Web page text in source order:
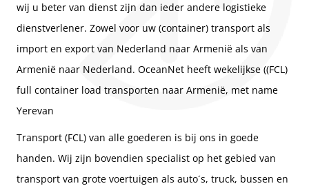
wij u beter van dienst zijn dan ieder andere logistieke
dienstverlener. Zowel voor uw (container) transport als
import en export van Nederland naar Armenië als van
Armenië naar Nederland. OceanNet heeft wekelijkse ((FCL)
full container load transporten naar Armenië, met name
Yerevan
Transport (FCL) van alle goederen is bij ons in goede
handen. Wij zijn bovendien specialist op het gebied van
transport van grote voertuigen als auto´s, truck, bussen en